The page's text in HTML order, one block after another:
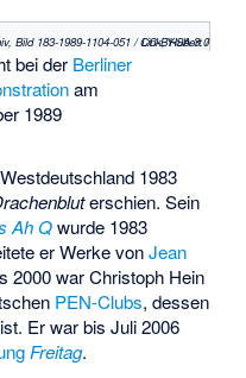
(c) Bundesarchiv, Bild 183-1989-1104-051 / Link, Hubert / CC-BY-SA 3.0
bei der Berliner
am
1989
1983
erschien. Sein
Ah Qwurde 1983
er Werke vonJean
2000 war Christoph Hein
PEN-Clubs, dessen
Er war bis Juli 2006
Freitag.